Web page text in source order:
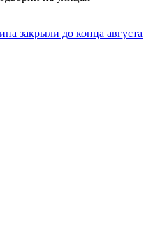
закрыли до конца августа